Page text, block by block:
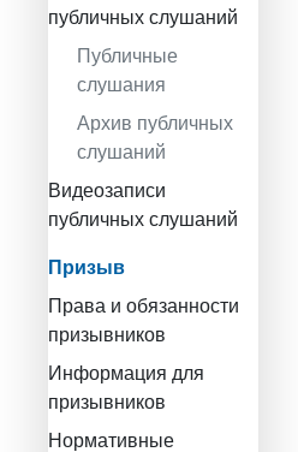
публичных слушаний
Публичные
слушания
Архив публичных
слушаний
Видеозаписи
публичных слушаний
Призыв
Права и обязанности
призывников
Информация для
призывников
Нормативные